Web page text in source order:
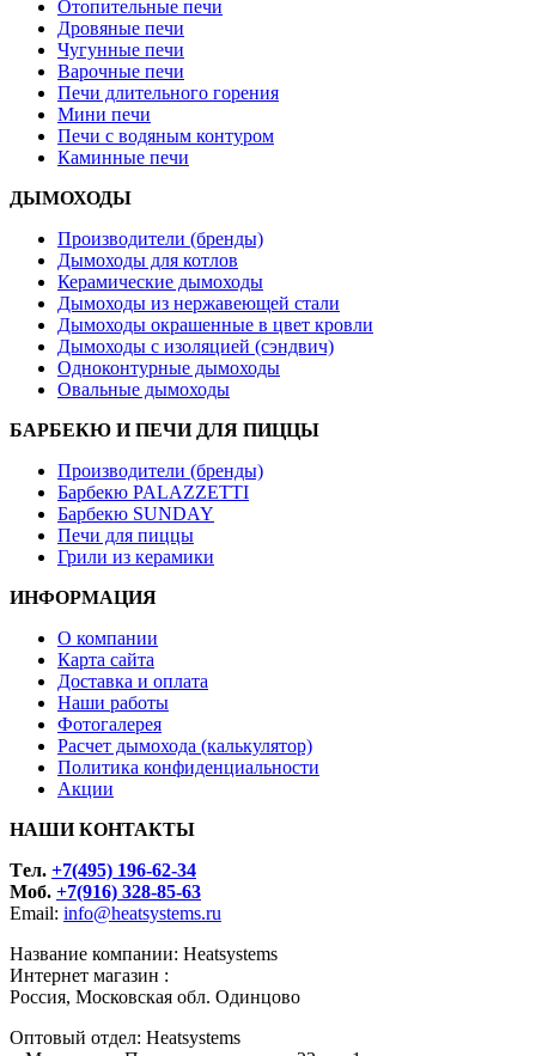
Отопительные печи
Дровяные печи
Чугунные печи
Варочные печи
Печи длительного горения
Мини печи
Печи с водяным контуром
Каминные печи
ДЫМОХОДЫ
Производители (бренды)
Дымоходы для котлов
Керамические дымоходы
Дымоходы из нержавеющей стали
Дымоходы окрашенные в цвет кровли
Дымоходы с изоляцией (сэндвич)
Одноконтурные дымоходы
Овальные дымоходы
БАРБЕКЮ И ПЕЧИ ДЛЯ ПИЦЦЫ
Производители (бренды)
Барбекю PALAZZETTI
Барбекю SUNDAY
Печи для пиццы
Грили из керамики
ИНФОРМАЦИЯ
О компании
Карта сайта
Доставка и оплата
Наши работы
Фотогалерея
Расчет дымохода (калькулятор)
Политика конфиденциальности
Акции
НАШИ КОНТАКТЫ
Tел. +7(495) 196-62-34
Моб. +7(916) 328-85-63
Email: info@heatsystems.ru
Название компании: Heatsystems
Интернет магазин :
Россия, Московская обл. Одинцово
Оптовый отдел: Heatsystems